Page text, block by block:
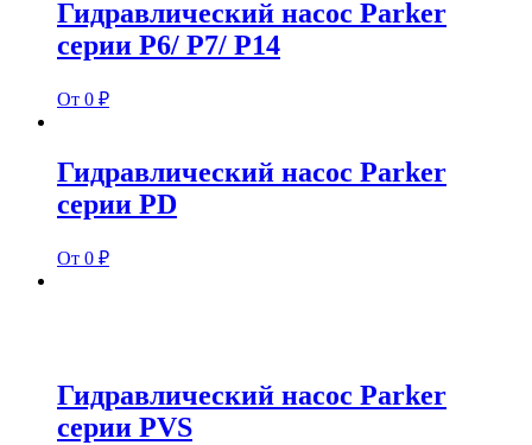
Гидравлический насос Parker
серии P6/ P7/ P14
От 0 ₽
Гидравлический насос Parker
серии PD
От 0 ₽
Гидравлический насос Parker
серии PVS